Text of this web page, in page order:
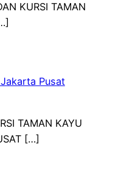
KURSI TAMAN
Pusat
TAMAN KAYU
[…]